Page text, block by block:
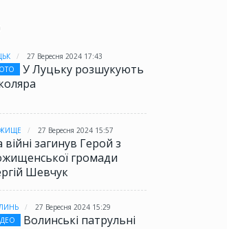
27 Вересня 2024 17:43
У Луцьку розшукують
27 Вересня 2024 15:57
війні загинув Герой з
громади
Шевчук
27 Вересня 2024 15:29
Волинські патрульні